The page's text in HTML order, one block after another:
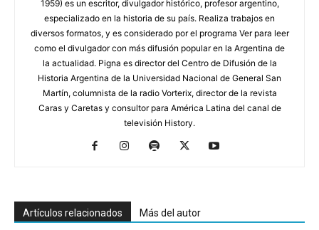
1959) es un escritor, divulgador histórico, profesor argentino,
especializado en la historia de su país. Realiza trabajos en
diversos formatos, y es considerado por el programa Ver para leer
como el divulgador con más difusión popular en la Argentina de
la actualidad. Pigna es director del Centro de Difusión de la
Historia Argentina de la Universidad Nacional de General San
Martín, columnista de la radio Vorterix, director de la revista
Caras y Caretas y consultor para América Latina del canal de
televisión History.
Artículos relacionados Más del autor